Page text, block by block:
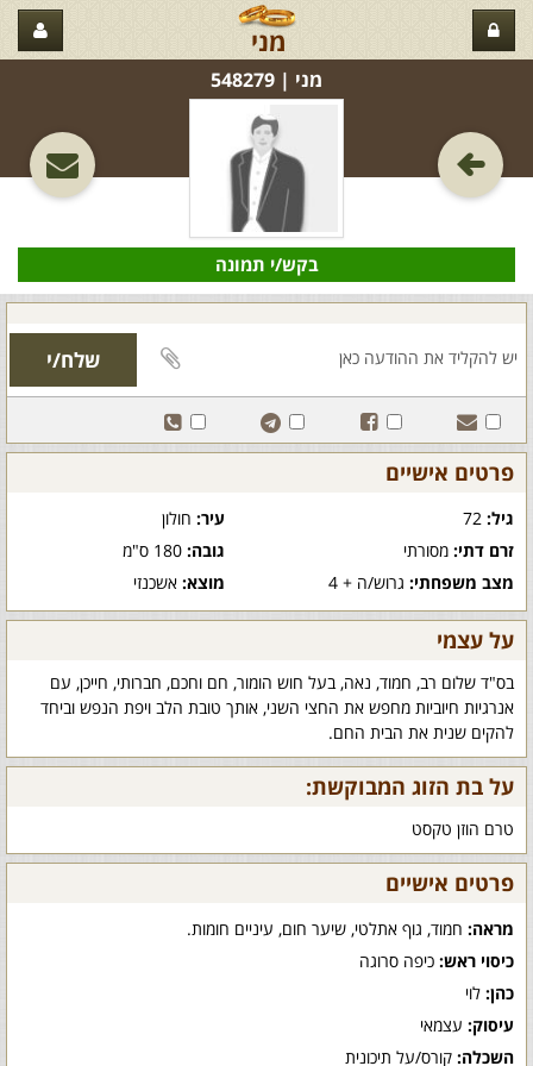
מני
מני‏ | 548279
בקש/י תמונה
פרטים אישיים
גיל: עיר:חולון
זרם דתי: מסורתי גובה:180 ס"מ
מצב משפחתי: גרוש/ה + 4 מוצא:אשכנזי
על עצמי
בס"ד שלום רב, חמוד, נאה, בעל חוש הומור, חם וחכם, חברותי, חייכן, עם
אנרגיות חיוביות מחפש את החצי השני, אותך טובת הלב ויפת הנפש וביחד
להקים שנית את הבית החם.
על בת הזוג המבוקשת:
טרם הוזן טקסט
פרטים אישיים
מראה: חמוד, גוף אתלטי, שיער חום, עיניים חומות.
כיסוי ראש: כיפה סרוגה
כהן: לוי
עיסוק: עצמאי
השכלה: קורס/על תיכונית